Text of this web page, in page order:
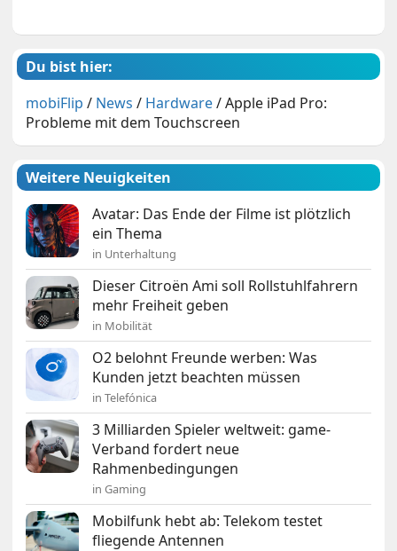
Du bist hier:
mobiFlip / News / Hardware/Apple iPad Pro:
Probleme mit dem Touchscreen
Weitere Neuigkeiten
Avatar: Das Ende der Filme ist plötzlich
ein Thema
in Unterhaltung
Dieser Citroën Ami soll Rollstuhlfahrern
mehr Freiheit geben
in Mobilität
O2 belohnt Freunde werben: Was
Kunden jetzt beachten müssen
in Telefónica
3 Milliarden Spieler weltweit: game-
Verband fordert neue
Rahmenbedingungen
in Gaming
Mobilfunk hebt ab: Telekom testet
fliegende Antennen